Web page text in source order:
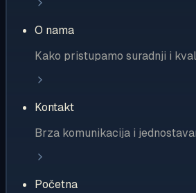
O nama
Kako pristupamo suradnji i
Kontakt
Brza komunikacija i
Početna